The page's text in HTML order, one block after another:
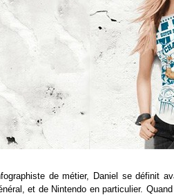
de métier, Daniel se définit
et de Nintendo en particulier.